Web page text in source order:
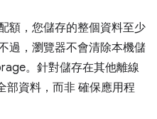
額，您儲存的整個資料至少
過，瀏覽器不會清除本機儲
。針對儲存在其他離線
部資料，而非 確保應用程